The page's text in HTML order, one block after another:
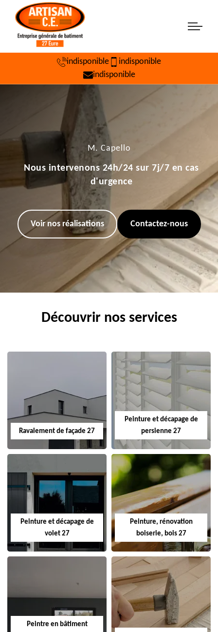
indisponible
indisponible
indisponible
M. Capello
Nous intervenons 24h/24 sur 7j/7 en cas
d'urgence
Voir nos réalisations Contactez-nous
Découvrir nos services
Ravalement de façade 27
Peinture et décapage de
persienne 27
Peinture et décapage de
volet 27
Peinture, rénovation
boiserie, bois 27
Peintre en bâtiment